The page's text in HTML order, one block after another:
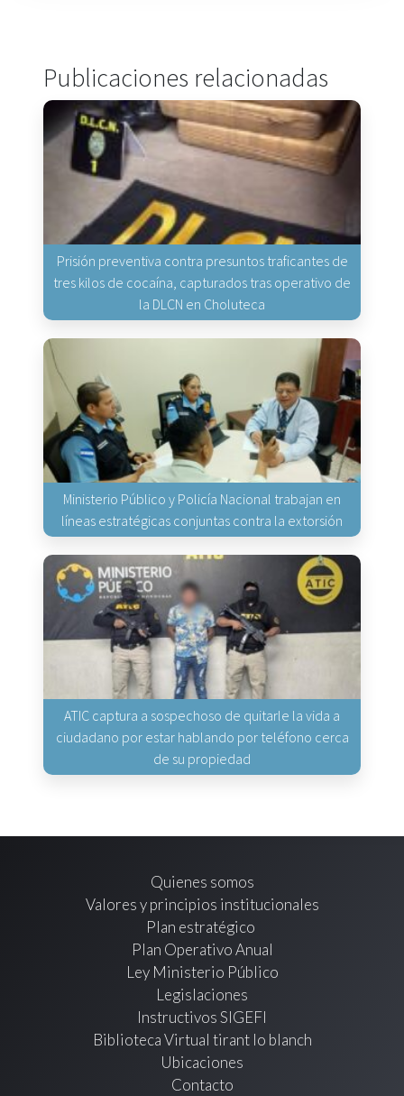
Publicaciones relacionadas
Prisión preventiva contra presuntos traficantes de
tres kilos de cocaína, capturados tras operativo de
la DLCN en Choluteca
Ministerio Público y Policía Nacional trabajan en
líneas estratégicas conjuntas contra la extorsión
ATIC captura a sospechoso de quitarle la vida a
ciudadano por estar hablando por teléfono cerca
de su propiedad
Quienes somos
Valores y principios institucionales
Plan estratégico
Plan Operativo Anual
Ley Ministerio Público
Legislaciones
Instructivos SIGEFI
Biblioteca Virtual tirant lo blanch
Ubicaciones
Contacto